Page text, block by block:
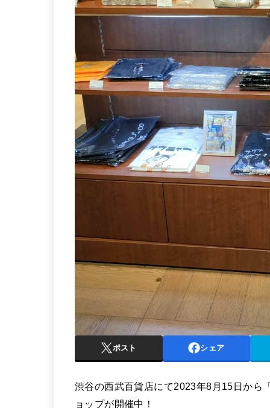
ポスト シェア
渋谷の西武百貨店にて2023年8月15日から
ョップが開催中！